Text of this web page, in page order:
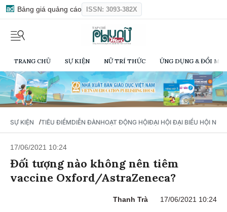
Bảng giá quảng cáo ISSN: 3093-382X
TRANG CHỦ SỰ KIỆN NỮ TRÍ THỨC ỨNG DỤNG & ĐỔI
SỰ KIỆN / TIÊU ĐIỂMDIỄN ĐÀNHOẠT ĐỘNG HỘIĐẠI HỘI ĐẠI BIỂU HỘI NỮ
17/06/2021 10:24
Đối tượng nào không nên tiêm
vaccine Oxford/AstraZeneca?
Thanh Trà 17/06/2021 10:24